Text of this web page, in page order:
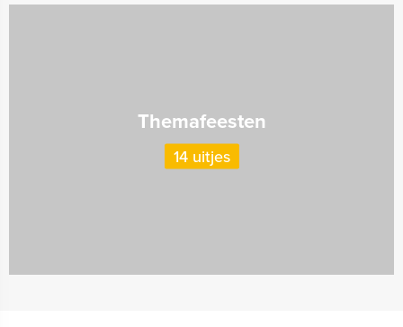
Themafeesten
14 uitjes